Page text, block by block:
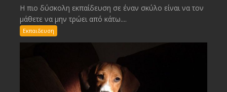
Η πιο δύσκολη εκπαίδευση σε έναν σκύλο είναι να τον
μάθετε να μην τρώει από κάτω....
Εκπαιδευση